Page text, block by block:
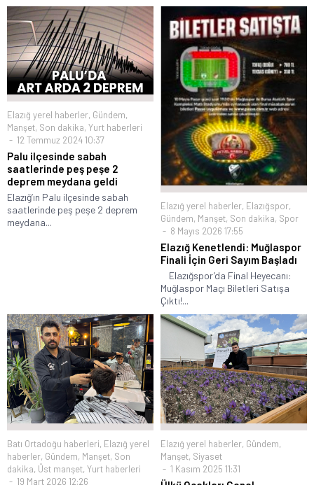
Elazığ yerel haberler, Gündem,
Manşet, Son dakika, Yurt haberleri
12 Temmuz 2024 10:37
Palu ilçesinde sabah
saatlerinde peş peşe 2
deprem meydana geldi
Elazığ’ın Palu ilçesinde sabah
saatlerinde peş peşe 2 deprem
meydana...
Elazığ yerel haberler, Elazığspor,
Gündem, Manşet, Son dakika, Spor
8 Mayıs 2026 17:55
Elazığ Kenetlendi: Muğlaspor
Finali İçin Geri Sayım Başladı
Elazığspor’da Final Heyecanı:
Muğlaspor Maçı Biletleri Satışa
Çıktı!...
Batı Ortadoğu haberleri, Elazığ yerel
haberler, Gündem, Manşet, Son
dakika, Üst manşet, Yurt haberleri
19 Mart 2026 12:26
Elazığ yerel haberler, Gündem,
Manşet, Siyaset
1 Kasım 2025 11:31